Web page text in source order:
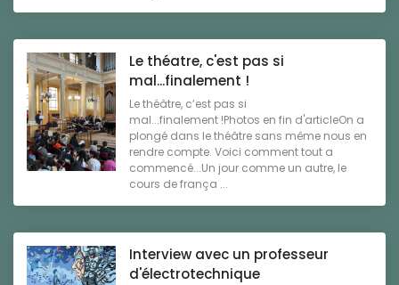
Le théatre, c'est pas si
mal...finalement !
Le théâtre, c’est pas si
mal...finalement !Photos en fin d'articleOn a
plongé dans le théâtre sans même nous en
rendre compte. Voici comment tout a
commencé...Un jour comme un autre, le
cours de frança ...
Interview avec un professeur
d'électrotechnique